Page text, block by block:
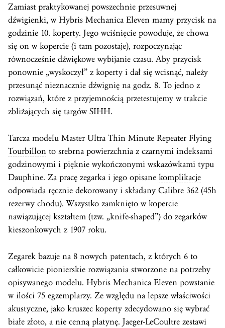
Zamiast praktykowanej powszechnie przesuwnej
dźwigienki, w Hybris Mechanica Eleven mamy przycisk na
godzinie 10. koperty. Jego wciśnięcie powoduje, że chowa
się on w kopercie (i tam pozostaje), rozpoczynając
równocześnie dźwiękowe wybijanie czasu. Aby przycisk
ponownie „wyskoczył” z koperty i dał się wcisnąć, należy
przesunąć nieznacznie dźwignię na godz. 8. To jedno z
rozwiązań, które z przyjemnością przetestujemy w trakcie
zbliżających się targówSIHH.
Tarcza modelu Master Ultra Thin Minute Repeater Flying
Tourbillon to srebrna powierzchnia z czarnymi indeksami
godzinowymi i pięknie wykończonymi wskazówkami typu
Dauphine. Za pracę zegarka i jego opisane komplikacje
odpowiada ręcznie dekorowany i składany Calibre 362 (45h
rezerwy chodu). Wszystko zamknięto w kopercie
nawiązującej kształtem (tzw. „knife-shaped”) do zegarków
kieszonkowych z 1907 roku.
Zegarek bazuje na 8 nowych patentach, z których 6 to
całkowicie pionierskie rozwiązania stworzone na potrzeby
opisywanego modelu. Hybris Mechanica Eleven powstanie
w ilości 75 egzemplarzy. Ze względu na lepsze właściwości
akustyczne, jako kruszec koperty zdecydowano się wybrać
białe złoto, a nie cenną platynę. Jaeger-LeCoultre zestawi